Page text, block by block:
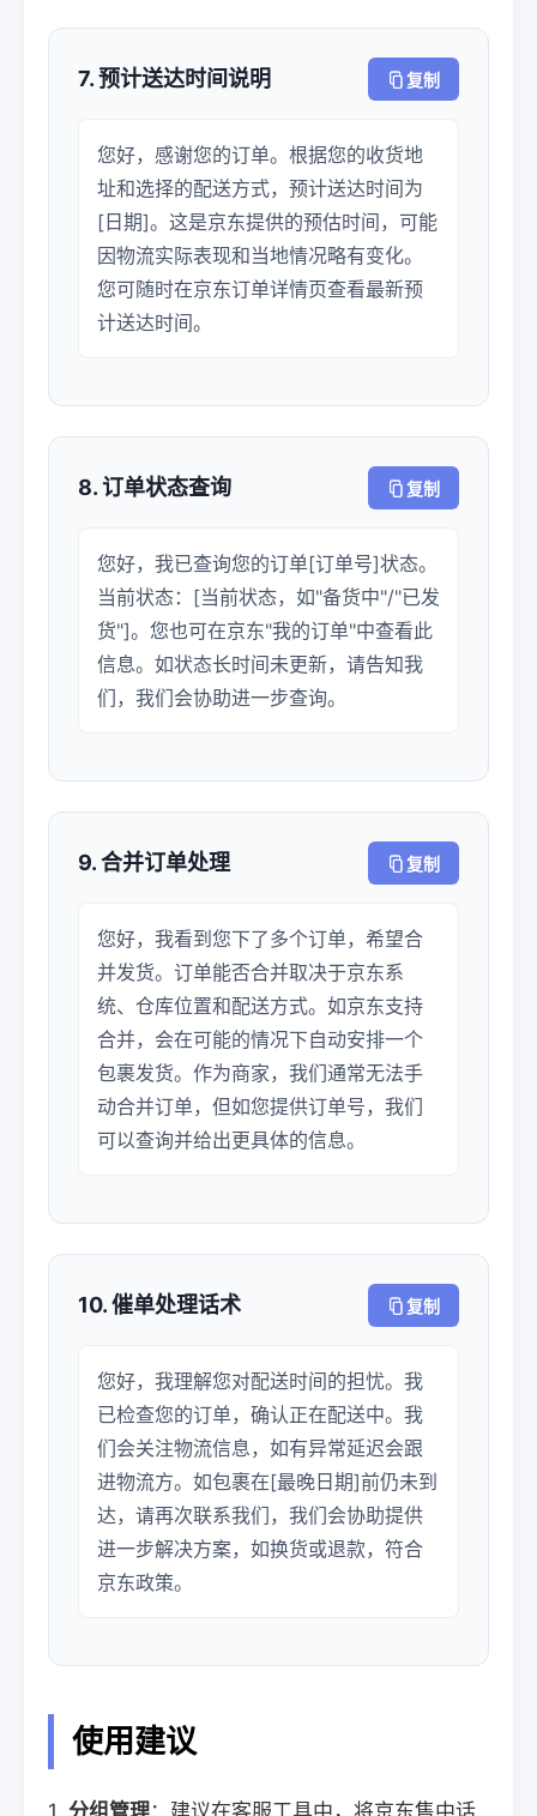
7. 预计送达时间说明 复制
您好，感谢您的订单。根据您的收货地
址和选择的配送方式，预计送达时间为
[日期]。这是京东提供的预估时间，可能
因物流实际表现和当地情况略有变化。
您可随时在京东订单详情页查看最新预
计送达时间。
8. 订单状态查询 复制
您好，我已查询您的订单[订单号]状态。
当前状态：[当前状态，如"备货中"/"已发
货"]。您也可在京东"我的订单"中查看此
信息。如状态长时间未更新，请告知我
们，我们会协助进一步查询。
9. 合并订单处理 复制
您好，我看到您下了多个订单，希望合
并发货。订单能否合并取决于京东系
统、仓库位置和配送方式。如京东支持
合并，会在可能的情况下自动安排一个
包裹发货。作为商家，我们通常无法手
动合并订单，但如您提供订单号，我们
可以查询并给出更具体的信息。
10. 催单处理话术 复制
您好，我理解您对配送时间的担忧。我
已检查您的订单，确认正在配送中。我
们会关注物流信息，如有异常延迟会跟
进物流方。如包裹在[最晚日期]前仍未到
达，请再次联系我们，我们会协助提供
进一步解决方案，如换货或退款，符合
京东政策。
使用建议
1. 分组管理：建议在客服工具中，将京东售中话